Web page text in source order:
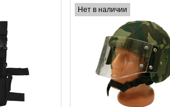
Нет в наличии